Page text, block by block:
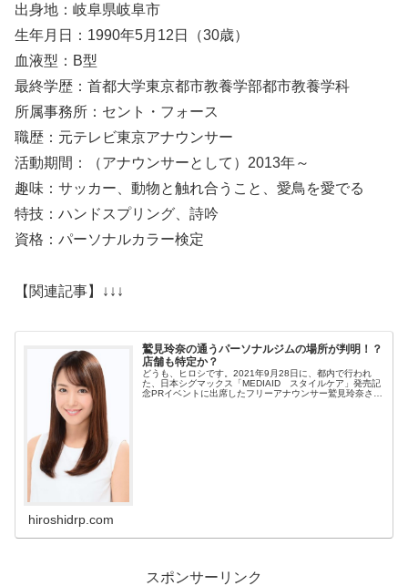
出身地：岐阜県岐阜市
生年月日：1990年5月12日（30歳）
血液型：B型
最終学歴：首都大学東京都市教養学部都市教養学科
所属事務所：セント・フォース
職歴：元テレビ東京アナウンサー
活動期間：（アナウンサーとして）2013年～
趣味：サッカー、動物と触れ合うこと、愛鳥を愛でる
特技：ハンドスプリング、詩吟
資格：パーソナルカラー検定
【関連記事】↓↓↓
鷲見玲奈の通うパーソナルジムの場所が判明！？
店舗も特定か？
どうも、ヒロシです。2021年9月28日に、都内で行われ
た、日本シグマックス「MEDIAID スタイルケア」発売記
念PRイベントに出席したフリーアナウンサー鷲見玲奈さん
hiroshidrp.com
スポンサーリンク